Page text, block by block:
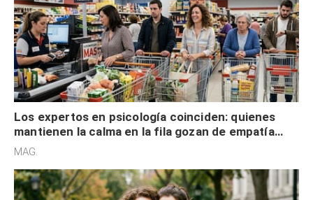
Los expertos en psicología coinciden: quienes
mantienen la calma en la fila gozan de empatía
cognitiva, gratitud y no solo tienen autocontrol
MAG.